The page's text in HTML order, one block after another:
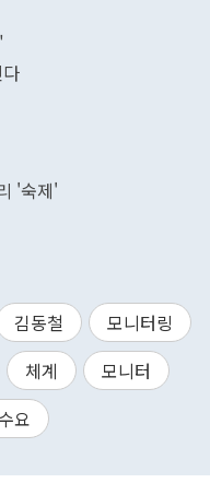
'숙제'
김동철
모니터링
체계
모니터
수요